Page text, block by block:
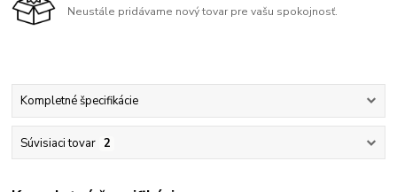
Neustále pridávame nový tovar pre vašu spokojnosť.
Kompletné špecifikácie
Súvisiaci tovar 2